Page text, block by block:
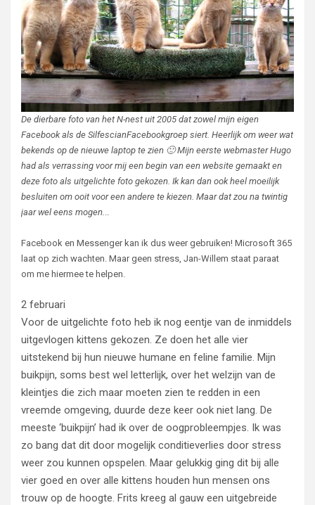
De dierbare foto van het N-nest uit 2005 dat zowel mijn eigen
Facebook als de SilfescianFacebookgroep siert. Heerlijk om weer wat
bekends op de nieuwe laptop te zien 🙂 Mijn eerste webmaster Hugo
had als verrassing voor mij een begin van een website gemaakt en
deze foto als uitgelichte foto gekozen. Ik kan dan ook heel moeilijk
besluiten om ooit voor een andere te kiezen. Maar dat zou na twintig
jaar wel eens mogen...
Facebook en Messenger kan ik dus weer gebruiken! Microsoft 365
laat op zich wachten. Maar geen stress, Jan-Willem staat paraat
om me hiermee te helpen.
2 februari
Voor de uitgelichte foto heb ik nog eentje van de inmiddels
uitgevlogen kittens gekozen. Ze doen het alle vier
uitstekend bij hun nieuwe humane en feline familie. Mijn
buikpijn, soms best wel letterlijk, over het welzijn van de
kleintjes die zich maar moeten zien te redden in een
vreemde omgeving, duurde deze keer ook niet lang. De
meeste ‘buikpijn’ had ik over de oogprobleempjes. Ik was
zo bang dat dit door mogelijk conditieverlies door stress
weer zou kunnen opspelen. Maar gelukkig ging dit bij alle
vier goed en over alle kittens houden hun mensen ons
trouw op de hoogte. Frits kreeg al gauw een uitgebreide